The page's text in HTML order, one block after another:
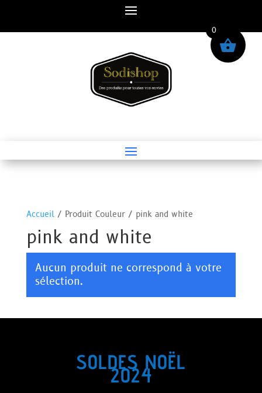
Accueil/ Produit Couleur / pink and white
pink and white
Aucun produit ne correspond à votre
sélection.
SOLDES NOËL
2024
0